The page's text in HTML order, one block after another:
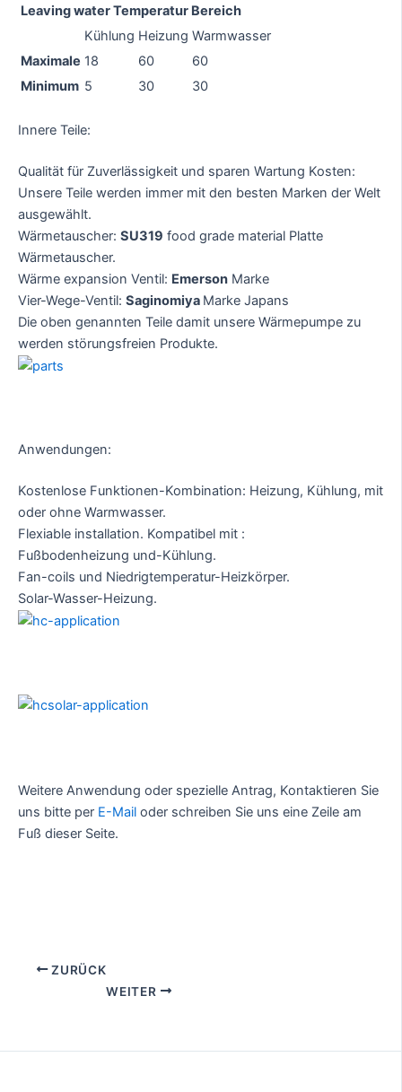
Leaving water Temperatur Bereich
Kühlung Heizung Warmwasser
Maximale 18 60
60
Minimum 5 30 30
Innere Teile:
Qualität für Zuverlässigkeit und sparen Wartung Kosten:
Unsere Teile werden immer mit den besten Marken der Welt
ausgewählt.
Wärmetauscher: SU319 food grade material Platte
Wärmetauscher.
Wärme expansion Ventil: Emerson Marke
Vier-Wege-Ventil: Saginomiya Marke Japans
Die oben genannten Teile damit unsere Wärmepumpe zu
werden störungsfreien Produkte.
Anwendungen:
Kostenlose Funktionen-Kombination: Heizung, Kühlung, mit
oder ohne Warmwasser.
Flexiable installation. Kompatibel mit :
Fußbodenheizung und-Kühlung.
Fan-coils und Niedrigtemperatur-Heizkörper.
Solar-Wasser-Heizung.
Weitere Anwendung oder spezielle Antrag, Kontaktieren Sie
uns bitte per E-Mail oder schreiben Sie uns eine Zeile am
Fuß dieser Seite.
ZURÜCK
WEITER